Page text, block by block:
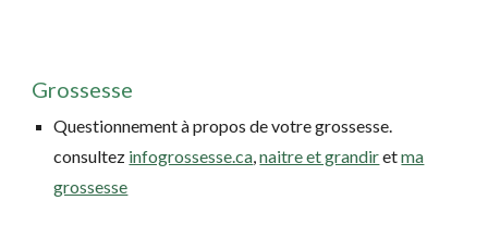
Grossesse
Questionnement à propos de votre grossesse.
consultez infogrossesse.ca,naitre et grandiretma
grossesse